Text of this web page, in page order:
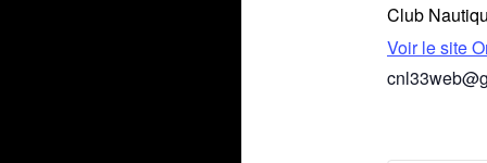
Club
Voir le site